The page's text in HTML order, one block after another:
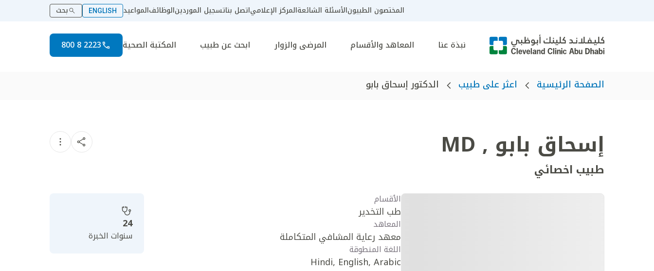
المختصون الطبيونالأسئلة الشائعةالمركز الإعلامياتصل بناتسجيل الموردينالوظائفالمواعيد ENGLISH بحث
نبذة عنا المعاهد والأقسام المرضى والزوار ابحث عن طبيب المكتبة الصحية 2223 8 800
الصفحة الرئيسية اعثر على طبيب الدكتور إسحاق بابو
إسحاق بابو ,
MD
طبيب اخصائي
الأقسام
طب التخدير
المعاهد
معهد رعاية المشافي المتكاملة
اللغة المنطوقة
Hindi, English, Arabic
24
سنوات الخبرة